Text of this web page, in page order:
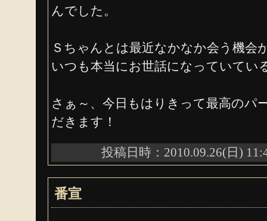
んでした。
Ｓちゃんとは最近なかなか会う機会
いつも本当にお世話になっていてい
さぁ～、今日もはりきって最高のパ
だきます！
投稿日時：2010.09.26(日)
番宣